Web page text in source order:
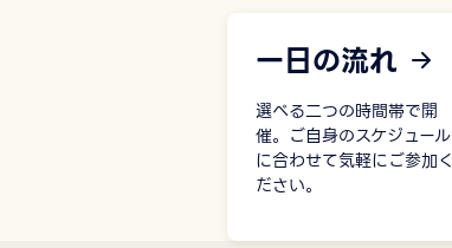
一日の流れ
選べる二つの時間帯で開
催。ご自身のスケジュール
に合わせて気軽にご参加く
ださい。